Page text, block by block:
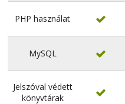
PHP használat 
MySQL 
Jelszóval védett
könyvtárak
